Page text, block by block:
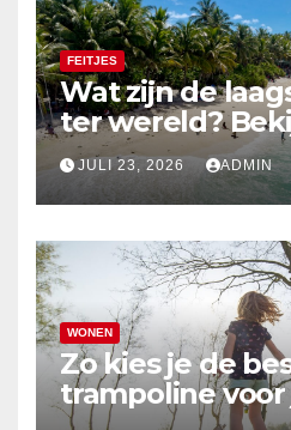
FEITJES
Wat zijn de
ter wereld?
top 10
JULI 23, 2026 ADMIN
WONEN
Zo kies je de
trampoline